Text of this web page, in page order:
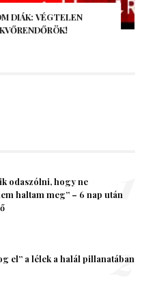
ÓRA VOLT, MÉGIS AZ
odaszólni, hogy ne
haltam meg” – 6 nap után
1
el” a lélek a halál pillanatában
2